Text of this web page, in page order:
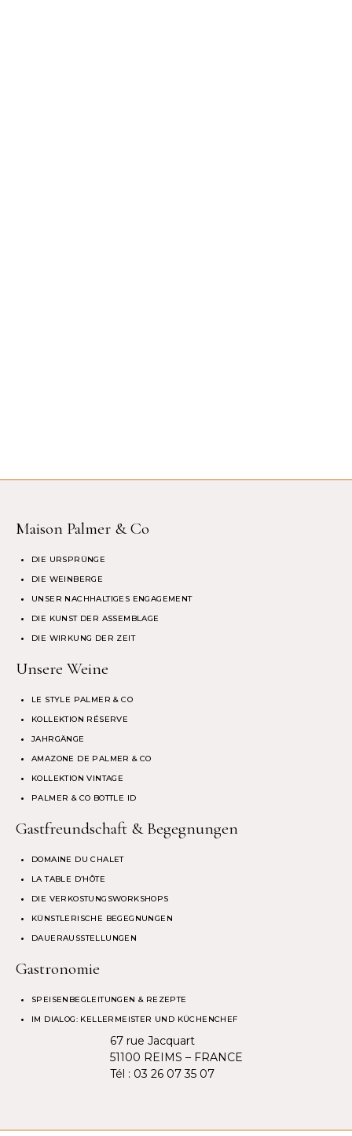
Maison Palmer & Co
DIE URSPRÜNGE
DIE WEINBERGE
UNSER NACHHALTIGES ENGAGEMENT
DIE KUNST DER ASSEMBLAGE
DIE WIRKUNG DER ZEIT
Unsere Weine
LE STYLE PALMER & CO
KOLLEKTION RÉSERVE
JAHRGÄNGE
AMAZONE DE PALMER & CO
KOLLEKTION VINTAGE
PALMER & CO BOTTLE ID
Gastfreundschaft & Begegnungen
DOMAINE DU CHALET
LA TABLE D’HÔTE
DIE VERKOSTUNGSWORKSHOPS
KÜNSTLERISCHE BEGEGNUNGEN
DAUERAUSSTELLUNGEN
Gastronomie
SPEISENBEGLEITUNGEN & REZEPTE
IM DIALOG: KELLERMEISTER UND KÜCHENCHEF
67 rue Jacquart
51100 REIMS – FRANCE
Tél : 03 26 07 35 07